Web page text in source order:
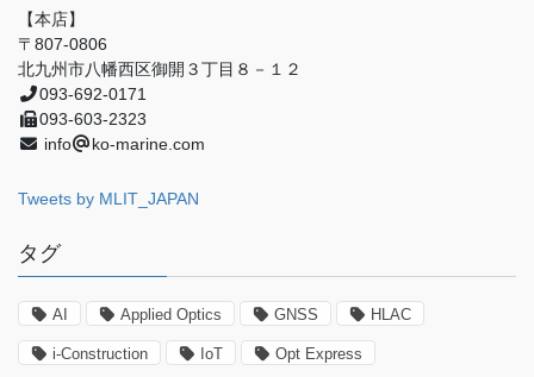
【本店】
〒807-0806
北九州市八幡西区御開３丁目８－１２
093-692-0171
093-603-2323
info
ko-marine.com
Tweets by MLIT_JAPAN
タグ
AI Applied Optics GNSS HLAC
i-Construction IoT Opt Express